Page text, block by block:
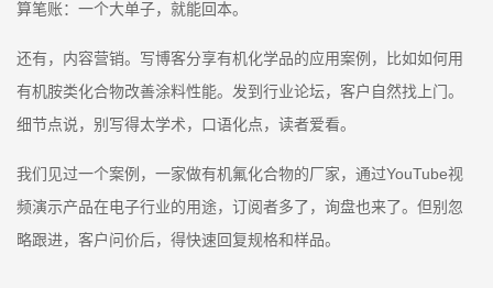
算笔账：一个大单子，就能回本。
还有，内容营销。写博客分享有机化学品的应用案例，比如如何用
有机胺类化合物改善涂料性能。发到行业论坛，客户自然找上门。
细节点说，别写得太学术，口语化点，读者爱看。
我们见过一个案例，一家做有机氟化合物的厂家，通过YouTube视
频演示产品在电子行业的用途，订阅者多了，询盘也来了。但别忽
略跟进，客户问价后，得快速回复规格和样品。